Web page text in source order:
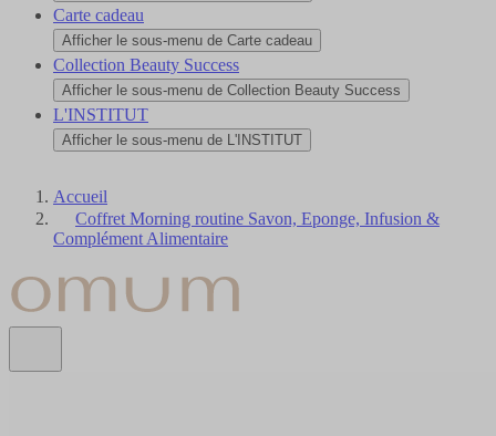
Carte cadeau
Afficher le sous-menu de Carte cadeau
Collection Beauty Success
Afficher le sous-menu de Collection Beauty Success
L'INSTITUT
Afficher le sous-menu de L'INSTITUT
Accueil
Coffret Morning routine Savon, Eponge, Infusion &
Complément Alimentaire